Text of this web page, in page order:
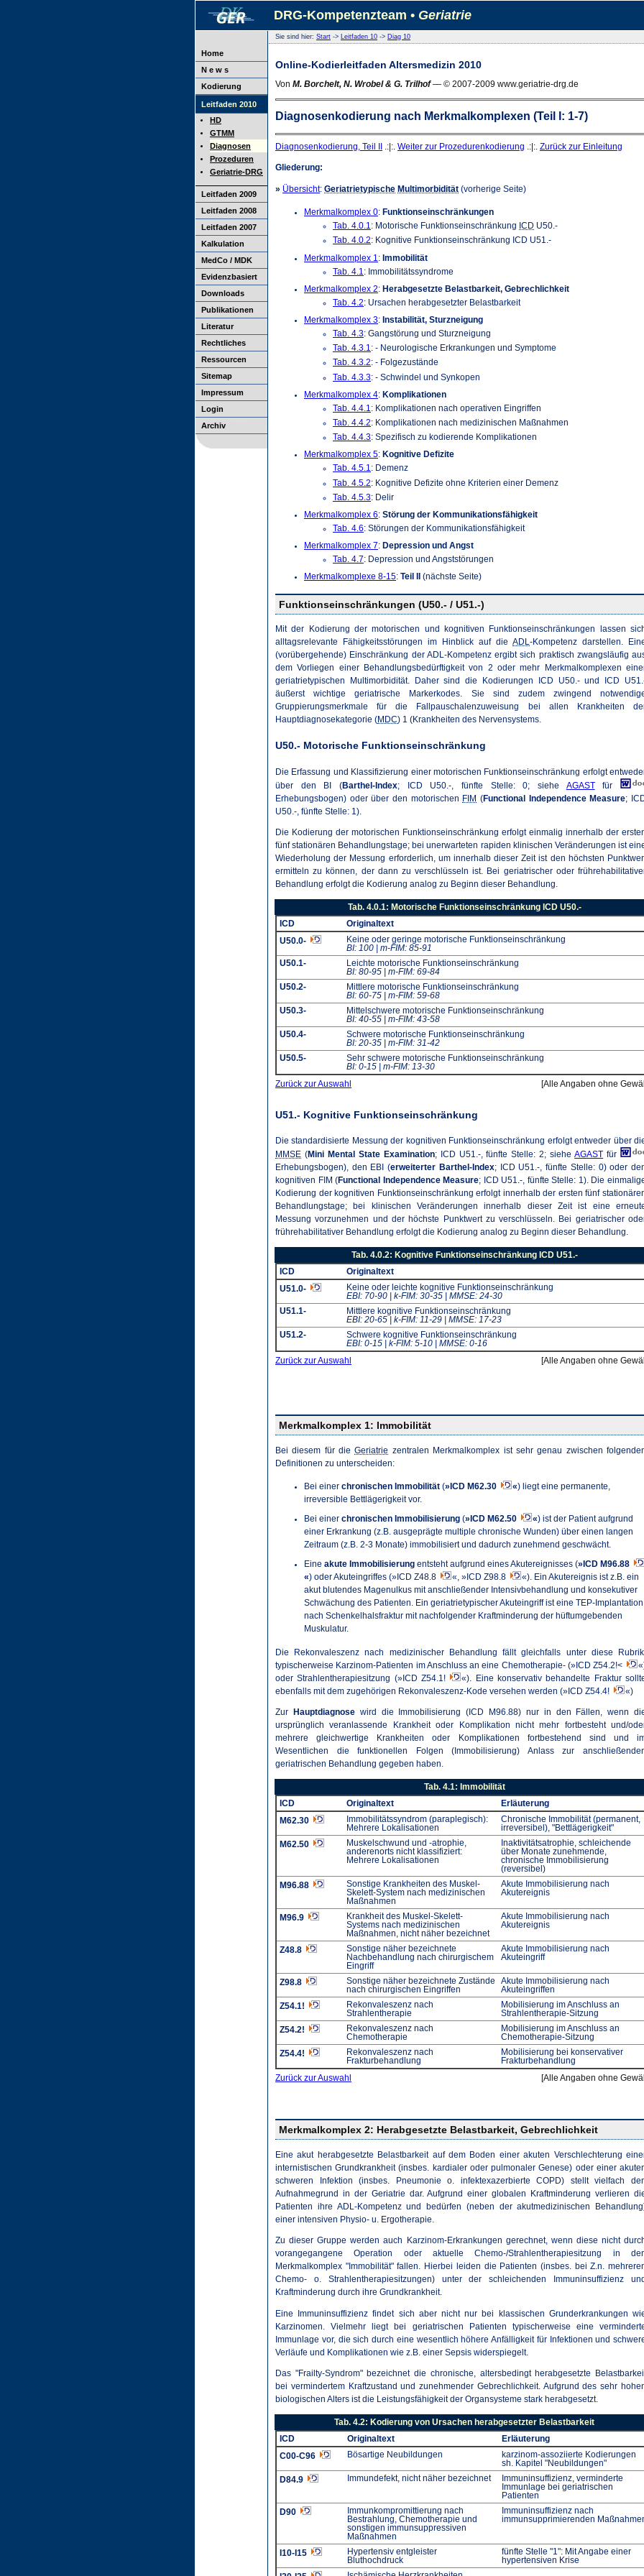
DRG-Kompetenzteam • Geriatrie
Home
N e w s
Kodierung
Leitfaden 2010
HD
GTMM
Diagnosen
Prozeduren
Geriatrie-DRG
Leitfaden 2009
Leitfaden 2008
Leitfaden 2007
Kalkulation
MedCo / MDK
Evidenzbasiert
Downloads
Publikationen
Literatur
Rechtliches
Ressourcen
Sitemap
Impressum
Login
Archiv
Sie sind hier: Start -> Leitfaden 10 -> Diag 10
Online-Kodierleitfaden Altersmedizin 2010
Von M. Borchelt, N. Wrobel & G. Trilhof— © 2007-2009 www.geriatrie-drg.de
Diagnosenkodierung nach Merkmalkomplexen (Teil I: 1-7)
Diagnosenkodierung, Teil II .:|:. Weiter zur Prozedurenkodierung .:|:. Zurück zur Einleitung
Gliederung:
» Übersicht: Geriatrietypische Multimorbidität (vorherige Seite)
Merkmalkomplex 0: Funktionseinschränkungen
Tab. 4.0.1 : Motorische Funktionseinschränkung ICD U50.-
Tab. 4.0.2: Kognitive Funktionseinschränkung ICD U51.-
Merkmalkomplex 1 : Immobilität
Tab. 4.1 : Immobilitätssyndrome
Merkmalkomplex 2: Herabgesetzte Belastbarkeit, Gebrechlichkeit
Tab. 4.2: Ursachen herabgesetzter Belastbarkeit
Merkmalkomplex 3: Instabilität, Sturzneigung
Tab. 4.3: Gangstörung und Sturzneigung
Tab. 4.3.1 : - Neurologische Erkrankungen und Symptome
Tab. 4.3.2: - Folgezustände
Tab. 4.3.3: - Schwindel und Synkopen
Merkmalkomplex 4: Komplikationen
Tab. 4.4.1 : Komplikationen nach operativen Eingriffen
Tab. 4.4.2: Komplikationen nach medizinischen Maßnahmen
Tab. 4.4.3: Spezifisch zu kodierende Komplikationen
Merkmalkomplex 5: Kognitive Defizite
Tab. 4.5.1 : Demenz
Tab. 4.5.2: Kognitive Defizite ohne Kriterien einer Demenz
Tab. 4.5.3: Delir
Merkmalkomplex 6: Störung der Kommunikationsfähigkeit
Tab. 4.6: Störungen der Kommunikationsfähigkeit
Merkmalkomplex 7: Depression und Angst
Tab. 4.7: Depression und Angststörungen
Merkmalkomplexe 8-15: Teil II (nächste Seite)
Funktionseinschränkungen (U50.- / U51.-)
Mit der Kodierung der motorischen und kognitiven Funktionseinschränkungen lassen
alltagsrelevante Fähigkeitsstörungen im Hinblick auf die ADL -Kompetenz darstellen.
(vorübergehende) Einschränkung der ADL-Kompetenz ergibt sich praktisch zwangsläufig
dem Vorliegen einer Behandlungsbedürftigkeit von 2 oder mehr Merkmalkomplexen
geriatrietypischen Multimorbidität. Daher sind die Kodierungen ICD U50.- und ICD
äußerst wichtige geriatrische Markerkodes. Sie sind zudem zwingend
Gruppierungsmerkmale für die Fallpauschalenzuweisung bei allen Krankheiten
Hauptdiagnosekategorie ( MDC) 1 (Krankheiten des Nervensystems.
U50.- Motorische Funktionseinschränkung
Die Erfassung und Klassifizierung einer motorischen Funktionseinschränkung erfolgt
über den BI (Barthel-Index; ICD U50.-, fünfte Stelle: 0; siehe AGASTfür
Erhebungsbogen) oder über den motorischen FIM (Functional Independence Measure;
U50.-, fünfte Stelle: 1).
Die Kodierung der motorischen Funktionseinschränkung erfolgt einmalig innerhalb der
fünf stationären Behandlungstage; bei unerwarteten rapiden klinischen Veränderungen ist
Wiederholung der Messung erforderlich, um innerhalb dieser Zeit ist den höchsten
ermitteln zu können, der dann zu verschlüsseln ist. Bei geriatrischer oder
Behandlung erfolgt die Kodierung analog zu Beginn dieser Behandlung.
Tab. 4.0.1: Motorische Funktionseinschränkung ICD U50.-
ICD
Originaltext
U50.0-
Keine oder geringe motorische Funktionseinschränkung
BI: 100 | m-FIM: 85-91
U50.1-
Leichte motorische Funktionseinschränkung
BI: 80-95 | m-FIM: 69-84
U50.2-
Mittlere motorische Funktionseinschränkung
BI: 60-75 | m-FIM: 59-68
U50.3-
Mittelschwere motorische Funktionseinschränkung
BI: 40-55 | m-FIM: 43-58
U50.4-
Schwere motorische Funktionseinschränkung
BI: 20-35 | m-FIM: 31-42
U50.5-
Sehr schwere motorische Funktionseinschränkung
BI: 0-15 | m-FIM: 13-30
[Alle Angaben ohne
Zurück zur Auswahl
U51.- Kognitive Funktionseinschränkung
Die standardisierte Messung der kognitiven Funktionseinschränkung erfolgt entweder über
MMSE ( Mini Mental State Examination; ICD U51.-, fünfte Stelle: 2; sieheAGAST
für
Erhebungsbogen), den EBI (erweiterter Barthel-Index; ICD U51.-, fünfte Stelle: 0) oder
kognitiven FIM ( Functional Independence Measure; ICD U51.-, fünfte Stelle: 1). Die
Kodierung der kognitiven Funktionseinschränkung erfolgt innerhalb der ersten fünf
Behandlungstage; bei klinischen Veränderungen innerhalb dieser Zeit ist eine
Messung vorzunehmen und der höchste Punktwert zu verschlüsseln. Bei geriatrischer
frührehabilitativer Behandlung erfolgt die Kodierung analog zu Beginn dieser Behandlung.
Tab. 4.0.2: Kognitive Funktionseinschränkung ICD U51.-
ICD
Originaltext
U51.0-
Keine oder leichte kognitive Funktionseinschränkung
EBI: 70-90 | k-FIM: 30-35 | MMSE: 24-30
U51.1-
Mittlere kognitive Funktionseinschränkung
EBI: 20-65 | k-FIM: 11-29 | MMSE: 17-23
U51.2-
Schwere kognitive Funktionseinschränkung
EBI: 0-15 | k-FIM: 5-10 | MMSE: 0-16
[Alle Angaben ohne
Zurück zur Auswahl
Merkmalkomplex 1: Immobilität
Bei diesem für dieGeriatrie zentralen Merkmalkomplex ist sehr genau zwischen
Definitionen zu unterscheiden:
Bei einer chronischen Immobilität (»ICD M62.30 «) liegt eine permanente,
irreversible Bettlägerigkeit vor.
Bei einer chronischen Immobilisierung (»ICD M62.50 «) ist der Patient aufgrund
einer Erkrankung (z.B. ausgeprägte multiple chronische Wunden) über einen langen
Zeitraum (z.B. 2-3 Monate) immobilisiert und dadurch zunehmend geschwächt.
Eine akute Immobilisierung entsteht aufgrund eines Akutereignisses (»ICD M96.88
«) oder Akuteingriffes (»ICD Z48.8 «, »ICD Z98.8
«). Ein Akutereignis ist z.B. ein
akut blutendes Magenulkus mit anschließender Intensivbehandlung und konsekutiver
Schwächung des Patienten. Ein geriatrietypischer Akuteingriff ist eine TEP-Implantation
nach Schenkelhalsfraktur mit nachfolgender Kraftminderung der hüftumgebenden
Muskulatur.
Die Rekonvaleszenz nach medizinischer Behandlung fällt gleichfalls unter diese Rubrik,
typischerweise Karzinom-Patienten im Anschluss an eine Chemotherapie- (»ICD Z54.2!<
oder Strahlentherapiesitzung (»ICD Z54.1!
«). Eine konservativ behandelte Fraktur
ebenfalls mit dem zugehörigen Rekonvaleszenz-Kode versehen werden (»ICD Z54.4!
«)
Zur Hauptdiagnosewird die Immobilisierung (ICD M96.88) nur in den Fällen, wenn
ursprünglich veranlassende Krankheit oder Komplikation nicht mehr fortbesteht und/
mehrere gleichwertige Krankheiten oder Komplikationen fortbestehend sind und
Wesentlichen die funktionellen Folgen (Immobilisierung) Anlass zur
geriatrischen Behandlung gegeben haben.
Tab. 4.1: Immobilität
ICD
Originaltext
Erläuterung
M62.30
Immobilitätssyndrom (paraplegisch):
Mehrere Lokalisationen
Chronische Immobilität (permanent,
irreversibel), "Bettlägerigkeit"
M62.50
Muskelschwund und -atrophie,
anderenorts nicht klassifiziert:
Mehrere Lokalisationen
Inaktivitätsatrophie, schleichende
über Monate zunehmende,
chronische Immobilisierung
(reversibel)
M96.88
Sonstige Krankheiten des Muskel-
Skelett-System nach medizinischen
Maßnahmen
Akute Immobilisierung nach
Akutereignis
M96.9
Krankheit des Muskel-Skelett-
Systems nach medizinischen
Maßnahmen, nicht näher bezeichnet
Akute Immobilisierung nach
Akutereignis
Z48.8
Sonstige näher bezeichnete
Nachbehandlung nach chirurgischem
Eingriff
Akute Immobilisierung nach
Akuteingriff
Z98.8
Sonstige näher bezeichnete Zustände
nach chirurgischen Eingriffen
Akute Immobilisierung nach
Akuteingriffen
Z54.1!
Rekonvaleszenz nach
Strahlentherapie
Mobilisierung im Anschluss an
Strahlentherapie-Sitzung
Z54.2!
Rekonvaleszenz nach
Chemotherapie
Mobilisierung im Anschluss an
Chemotherapie-Sitzung
Z54.4!
Rekonvaleszenz nach
Frakturbehandlung
Mobilisierung bei konservativer
Frakturbehandlung
[Alle Angaben ohne
Zurück zur Auswahl
Merkmalkomplex 2: Herabgesetzte Belastbarkeit, Gebrechlichkeit
Eine akut herabgesetzte Belastbarkeit auf dem Boden einer akuten Verschlechterung
internistischen Grundkrankheit (insbes. kardialer oder pulmonaler Genese) oder einer
schweren Infektion (insbes. Pneumonie o. infektexazerbierte COPD) stellt vielfach
Aufnahmegrund in der Geriatrie dar. Aufgrund einer globalen Kraftminderung verlieren
Patienten ihre ADL-Kompetenz und bedürfen (neben der akutmedizinischen
einer intensiven Physio- u. Ergotherapie.
Zu dieser Gruppe werden auch Karzinom-Erkrankungen gerechnet, wenn diese nicht
vorangegangene Operation oder aktuelle Chemo-/Strahlentherapiesitzung in
Merkmalkomplex "Immobilität" fallen. Hierbei leiden die Patienten (insbes. bei Z.n.
Chemo- o. Strahlentherapiesitzungen) unter der schleichenden Immuninsuffizienz und
Kraftminderung durch ihre Grundkrankheit.
Eine Immuninsuffizienz findet sich aber nicht nur bei klassischen Grunderkrankungen
Karzinomen. Vielmehr liegt bei geriatrischen Patienten typischerweise eine
Immunlage vor, die sich durch eine wesentlich höhere Anfälligkeit für Infektionen und
Verläufe und Komplikationen wie z.B. einer Sepsis widerspiegelt.
Das "Frailty-Syndrom" bezeichnet die chronische, altersbedingt herabgesetzte
bei vermindertem Kraftzustand und zunehmender Gebrechlichkeit. Aufgrund des sehr
biologischen Alters ist die Leistungsfähigkeit der Organsysteme stark herabgesetzt.
Tab. 4.2: Kodierung von Ursachen herabgesetzter Belastbarkeit
ICD
Originaltext
Erläuterung
C00-C96
Bösartige Neubildungen
karzinom-assoziierte Kodierungen
sh. Kapitel "Neubildungen"
D84.9
Immundefekt, nicht näher bezeichnet
Immuninsuffizienz, verminderte
Immunlage bei geriatrischen
Patienten
D90
Immunkompromittierung nach
Bestrahlung, Chemotherapie und
sonstigen immunsuppressiven
Maßnahmen
Immuninsuffizienz nach
immunsupprimierenden
I10-I15
Hypertensiv entgleister
Bluthochdruck
fünfte Stelle "1": Mit Angabe einer
hypertensiven Krise